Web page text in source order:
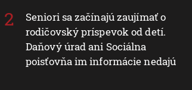
Seniori sa začínajú zaujímať o
rodičovský príspevok od detí.
Daňový úrad ani Sociálna
poisťovňa im informácie nedajú